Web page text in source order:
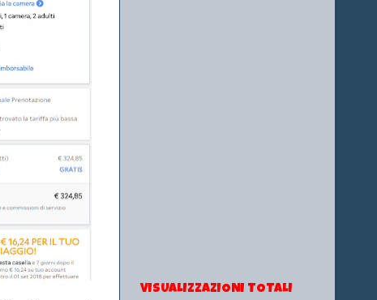
VISUALIZZAZIONI TOTALI